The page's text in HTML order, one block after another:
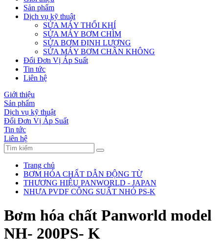
Sản phẩm
Dịch vụ kỹ thuật
SỬA MÁY THỔI KHÍ
SỬA MÁY BƠM CHÌM
SỬA BƠM ĐỊNH LƯỢNG
SỬA MÁY BƠM CHÂN KHÔNG
Đổi Đơn Vị Áp Suất
Tin tức
Liên hệ
Giới thiệu
Sản phẩm
Dịch vụ kỹ thuật
Đổi Đơn Vị Áp Suất
Tin tức
Liên hệ
Trang chủ
BƠM HÓA CHẤT DẪN ĐỘNG TỪ
THƯƠNG HIỆU PANWORLD - JAPAN
NHỰA PVDF CÔNG SUẤT NHỎ PS-K
Bơm hóa chất Panworld model
NH- 200PS- K